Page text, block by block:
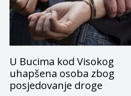
U Bucima kod Visokog
uhapšena osoba zbog
posjedovanje droge